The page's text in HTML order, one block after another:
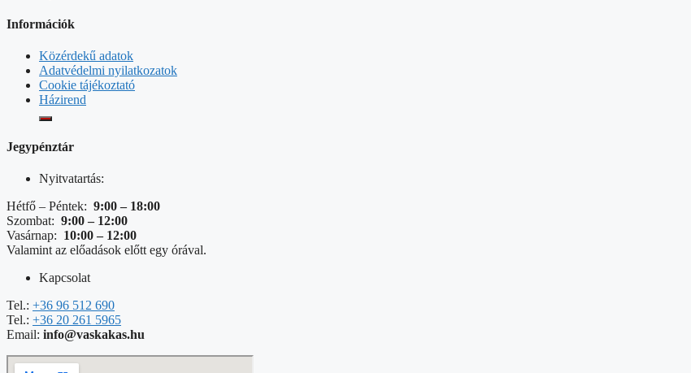
Információk
Közérdekű adatok
Adatvédelmi nyilatkozatok
Cookie tájékoztató
Házirend
Jegypénztár
Nyitvatartás:
Hétfő – Péntek: 9:00 – 18:00
Szombat: 9:00 – 12:00
Vasárnap: 10:00 – 12:00
Valamint az előadások előtt egy órával.
Kapcsolat
Tel.: +36 96 512 690
Tel.: +36 20 261 5965
Email: info@vaskakas.hu